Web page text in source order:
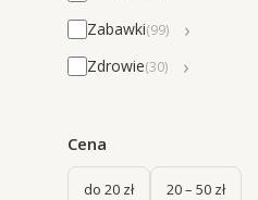
Zabawki(99) ›
Zdrowie(30) ›
Cena
do 20 zł 20 – 50 zł